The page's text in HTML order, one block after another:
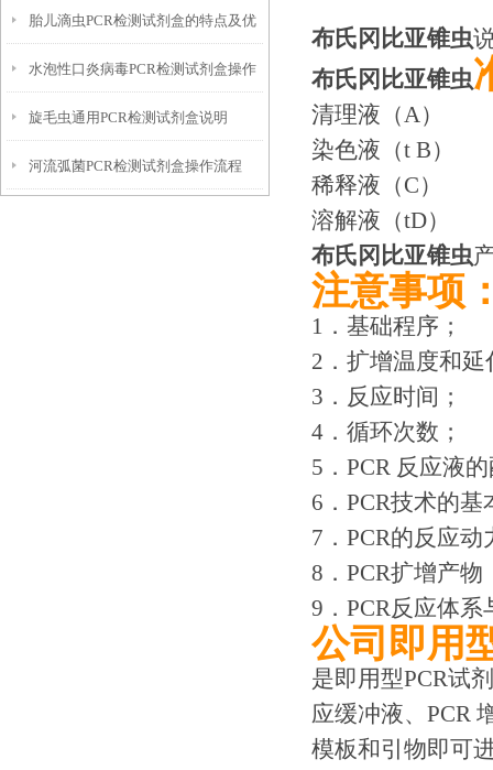
胎儿滴虫PCR检测试剂盒的特点及优
势
水泡性口炎病毒PCR检测试剂盒操作
流程
旋毛虫通用PCR检测试剂盒说明
河流弧菌PCR检测试剂盒操作流程
布氏冈比亚锥虫
布氏冈比亚锥虫
清理液
染色液
稀释液
溶解液
布氏冈比亚锥虫
注意事项
1．基础程序；
2．扩增温度和延
3．反应时间；
4．循环次数；
5．PCR 反应液
6．PCR技术的基
7．PCR的反应动
8．PCR扩增产物
9．PCR反应体
公司即用
是即用型PCR试
应缓冲液、PCR
模板和引物即可